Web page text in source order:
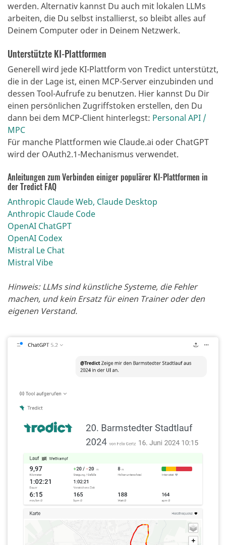
werden. Alternativ kannst Du auch mit lokalen LLMs
arbeiten, die Du selbst installierst, so bleibt alles auf
Deinem Computer oder in Deinem Netzwerk.
Unterstützte KI-Plattformen
Generell wird jede KI-Plattform von Tredict unterstützt,
die in der Lage ist, einen MCP-Server einzubinden und
dessen Tool-Aufrufe zu benutzen. Hier kannst Du Dir
einen persönlichen Zugriffstoken erstellen, den Du
dann bei dem MCP-Client hinterlegst: Personal API /
MPC
Für manche Plattformen wie Claude.ai oder ChatGPT
wird der OAuth2.1-Mechanismus verwendet.
Anleitungen zum Verbinden einiger populärer KI-Plattformen in
der Tredict FAQ
Anthropic Claude Web, Claude Desktop
Anthropic Claude Code
OpenAI ChatGPT
OpenAI Codex
Mistral Le Chat
Mistral Vibe
Hinweis: LLMs sind künstliche Systeme, die Fehler
machen, und kein Ersatz für einen Trainer oder den
eigenen Verstand.